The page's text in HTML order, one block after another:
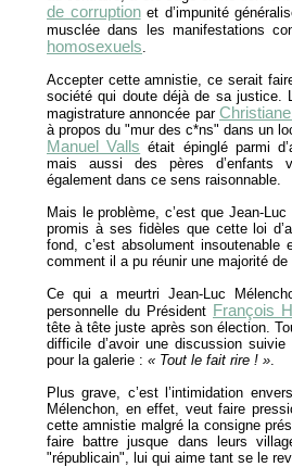
de corruptionet d’impunité
musclée dans les manifestations
homosexuels
Accepter cette amnistie, ce serait
société qui doute déjà de sa justice.
magistrature annoncée par
à propos du "mur des c*ns" dans un
Manuel Valls était épinglé parmi
mais aussi des pères d’enfants
également dans ce sens raisonnable.
Mais le problème, c’est que Jean-
promis à ses fidèles que cette loi
fond, c’est absolument insoutenable
comment il a pu réunir une majorité
Ce qui a meurtri Jean-Luc
personnelle du Président François
tête à tête juste après son élection.
difficile d’avoir une discussion
pour la galerie : « Tout le fait rire ! »
Plus grave, c’est l’intimidation
Mélenchon, en effet, veut faire
cette amnistie malgré la consigne
faire battre jusque dans leurs
"républicain", lui qui aime tant se le